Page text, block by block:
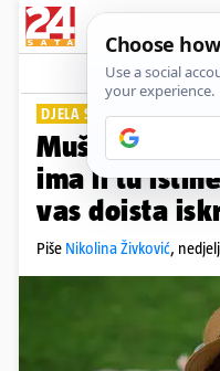
DJELA SVE GOVORE
Muškarac
ima li tu
vas doista
Piše Nikolina Živković,